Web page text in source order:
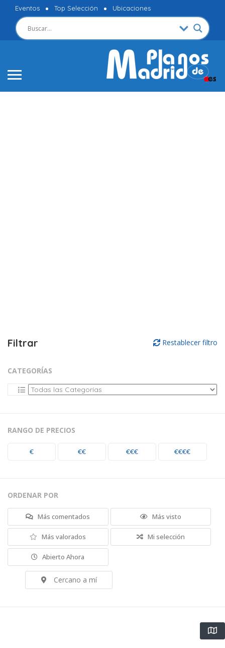
Eventos Top Selección Ubicaciones
Filtrar Restablecer filtro
CATEGORÍAS
RANGO DE PRECIOS
€ €€ €€€ €€€€
ORDENAR POR
Más comentados Más visto
Más valorados Mi selección
Abierto Ahora
Cercano a mí